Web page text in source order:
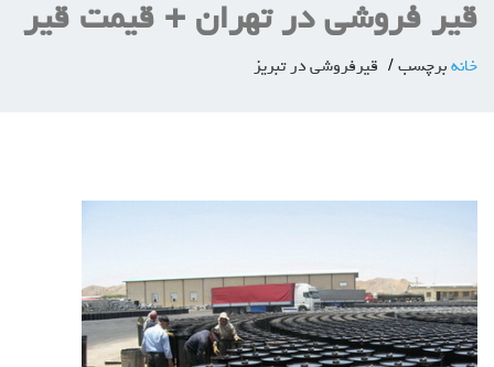
قیر فروشی در تهران + قیمت قیر
خانه برچسب قیرفروشی در تبریز